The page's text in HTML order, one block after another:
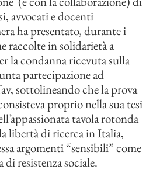
avvocati e docenti
ha presentato, durante i
raccolte in solidarietà a
la condanna ricevuta sulla
partecipazione ad
sottolineando che la prova
proprio nella sua tesi
tavola rotonda
libertà di ricerca in Italia,
argomenti “sensibili” come
resistenza sociale.